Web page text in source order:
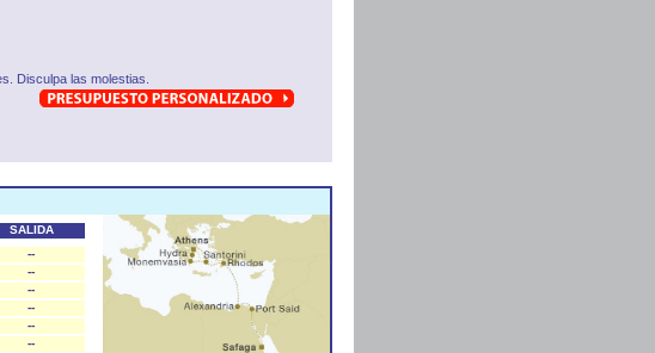
Disculpa las molestias.
SALIDA
--
--
--
--
--
--